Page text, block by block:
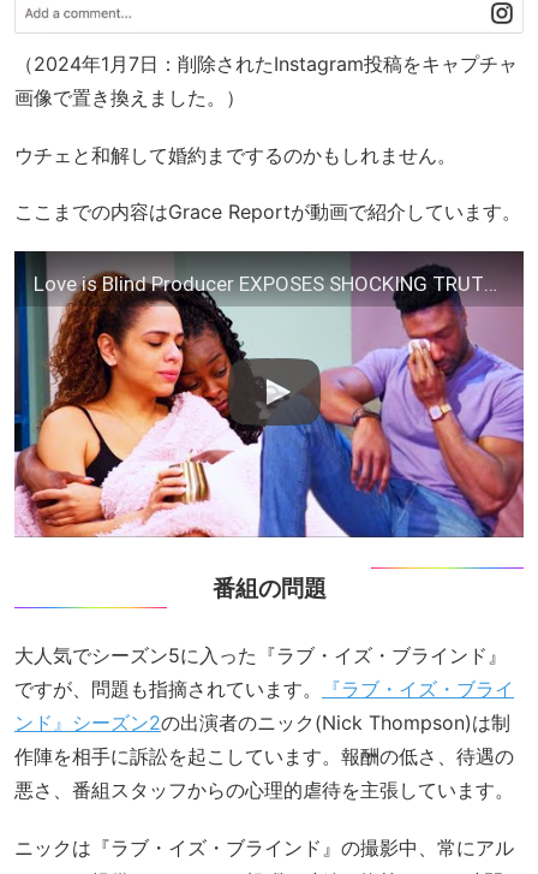
（2024年1月7日：削除されたInstagram投稿をキャプチャ
画像で置き換えました。）
ウチェと和解して婚約までするのかもしれません。
ここまでの内容はGrace Reportが動画で紹介しています。
Love is Blind Producer EXPOSES SHOCKING TRUTH Behind Lydia/Uche Drama!!
番組の問題
大人気でシーズン5に入った『ラブ・イズ・ブラインド』
ですが、問題も指摘されています。
『ラブ・イズ・ブライ
ンド』シーズン2の出演者のニック(Nick Thompson)は制
作陣を相手に訴訟を起こしています。報酬の低さ、待遇の
悪さ、番組スタッフからの心理的虐待を主張しています。
ニックは『ラブ・イズ・ブラインド』の撮影中、常にアル